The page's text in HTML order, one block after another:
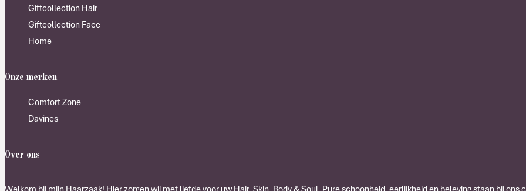
Giftcollection Hair
Giftcollection Face
Home
Onze merken
Comfort Zone
Davines
Over ons